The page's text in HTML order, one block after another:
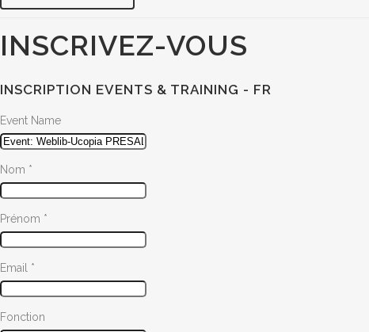
INSCRIVEZ-VOUS
INSCRIPTION EVENTS & TRAINING - FR
Event Name
Nom *
Prénom *
Email *
Fonction